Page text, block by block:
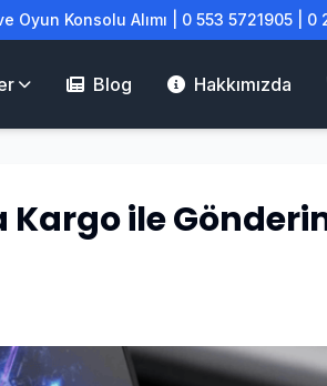
Konsolu Alımı | 0 553 5721905 | 0
Blog Hakkımızda
Kargo ile